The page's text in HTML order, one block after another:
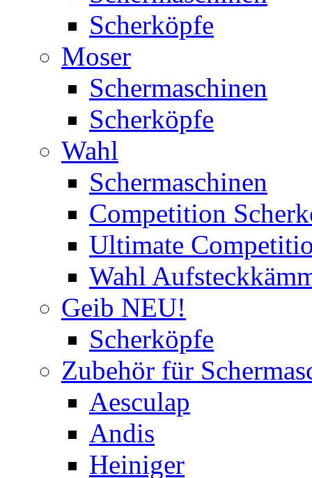
Scherköpfe
Moser
Schermaschinen
Scherköpfe
Wahl
Schermaschinen
Competition
Ultimate
Wahl
Geib NEU!
Scherköpfe
Zubehör für
Aesculap
Andis
Heiniger